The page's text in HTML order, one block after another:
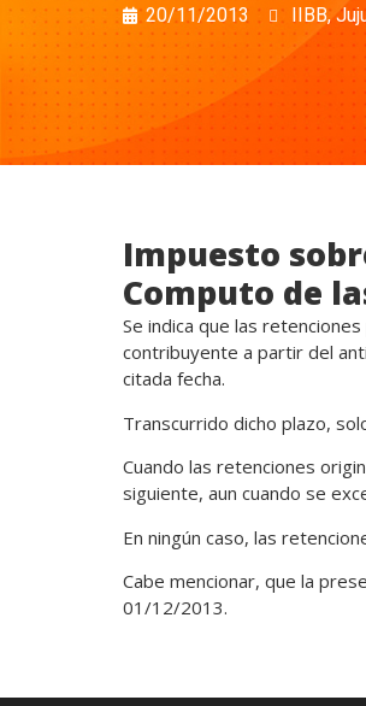
20/11/2013 IIBB,
Impuesto
Computo de
Se indica que las
contribuyente a partir del
citada fecha.
Transcurrido dicho plazo,
Cuando las retenciones
siguiente, aun cuando se
En ningún caso, las
Cabe mencionar, que la
01/12/2013.